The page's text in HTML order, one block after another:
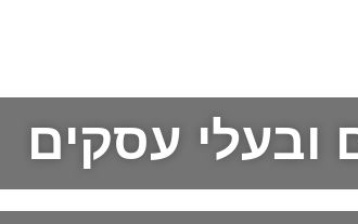
ובעלי עסקים